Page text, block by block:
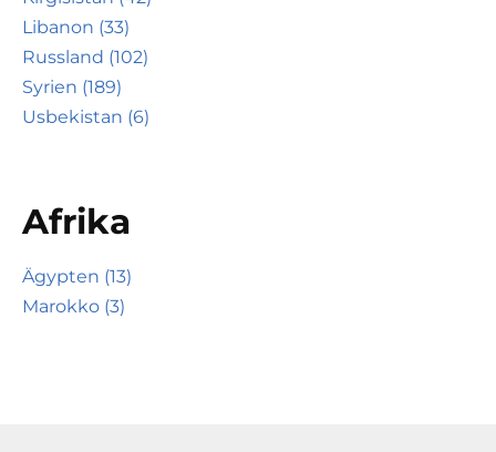
Libanon (33)
Russland (102)
Syrien (189)
Usbekistan (6)
Afrika
Ägypten (13)
Marokko (3)